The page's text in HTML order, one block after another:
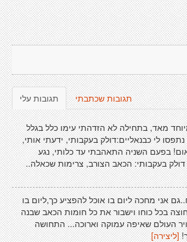
תגובות עלי תגובות שכתבתי
מאד, בתחילה לא הזדהתי עימו כלל בגלל
לי כבנאליים:דולק בעקבותי, ידעתי אותי,
בפעם השניה התאהבתי עד כלותי, נגע
בעקבותי: הכאב הצורב, צרימות שכאלה..
אני מחכה ליום בו אוכל להפציע כך,ליום בו
בכל כוחו וישבור את כל חומות הכאב שבנה
העולם שאיפה עמוקה וארוכה... התחושה
[ליצירה]